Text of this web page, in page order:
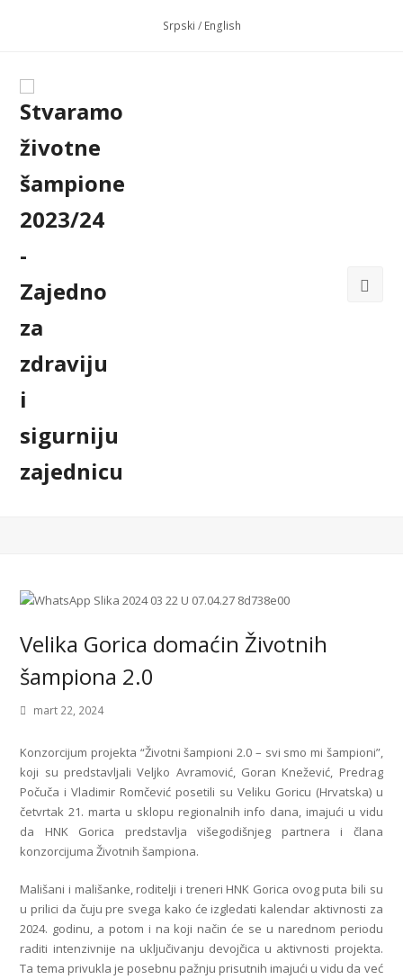
Srpski / English
Velika Gorica domaćin Životnih
šampiona 2.0
mart 22, 2024
Konzorcijum projekta “Životni šampioni 2.0 – svi smo mi šampioni”,
koji su predstavljali Veljko Avramović, Goran Knežević, Predrag
Počuča i Vladimir Romčević posetili su Veliku Goricu (Hrvatska) u
četvrtak 21. marta u sklopu regionalnih info dana, imajući u vidu
da HNK Gorica predstavlja višegodišnjeg partnera i člana
konzorcijuma Životnih šampiona.
Mališani i mališanke, roditelji i treneri HNK Gorica ovog puta bili su
u prilici da čuju pre svega kako će izgledati kalendar aktivnosti za
2024. godinu, a potom i na koji način će se u narednom periodu
raditi intenzivnije na uključivanju devojčica u aktivnosti projekta.
Ta tema privukla je posebnu pažnju prisutnih imajući u vidu da već